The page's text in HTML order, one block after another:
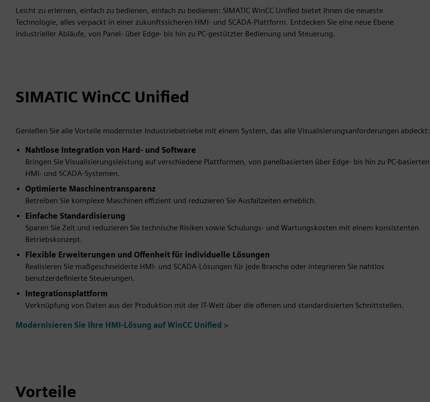
Leicht zu erlernen, einfach zu bedienen, einfach zu bedienen: SIMATIC WinCC Unified bietet Ihnen die neueste
Technologie, alles verpackt in einer zukunftssicheren HMI- und SCADA-Plattform. Entdecken Sie eine neue Ebene
industrieller Abläufe, von Panel- über Edge- bis hin zu PC-gestützter Bedienung und Steuerung.
SIMATIC WinCC Unified
Genießen Sie alle Vorteile modernster Industriebetriebe mit einem System, das alle Visualisierungsanforderungen abdeckt:
Nahtlose Integration von Hard- und Software
Bringen Sie Visualisierungsleistung auf verschiedene Plattformen, von panelbasierten über Edge- bis hin zu PC-basierten
HMI- und SCADA-Systemen.
Optimierte Maschinentransparenz
Betreiben Sie komplexe Maschinen effizient und reduzieren Sie Ausfallzeiten erheblich.
Einfache Standardisierung
Sparen Sie Zeit und reduzieren Sie technische Risiken sowie Schulungs- und Wartungskosten mit einem konsistenten
Betriebskonzept.
Flexible Erweiterungen und Offenheit für individuelle Lösungen
Realisieren Sie maßgeschneiderte HMI- und SCADA-Lösungen für jede Branche oder integrieren Sie nahtlos
benutzerdefinierte Steuerungen.
Integrationsplattform
Verknüpfung von Daten aus der Produktion mit der IT-Welt über die offenen und standardisierten Schnittstellen.
Modernisieren Sie Ihre HMI-Lösung auf WinCC Unified >
Vorteile